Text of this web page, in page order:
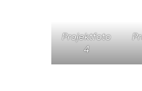
Projektfoto
4